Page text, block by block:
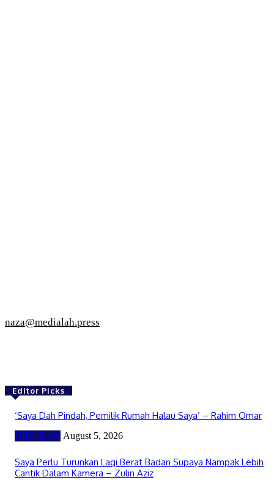
naza@medialah.press
Editor Picks
‘Saya Dah Pindah, Pemilik Rumah Halau Saya’ – Rahim Omar
HIBURAN August 5, 2026
Saya Perlu Turunkan Lagi Berat Badan Supaya Nampak Lebih
Cantik Dalam Kamera – Zulin Aziz